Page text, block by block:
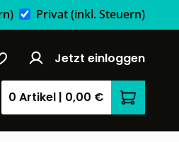
Privat(inkl. Steuern)
Jetzt einloggen
0 Artikel | 0,00 €